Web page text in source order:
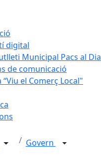
digital
Municipal Pacs al Dia
de comunicació
“Viu el Comerç Local"
Govern